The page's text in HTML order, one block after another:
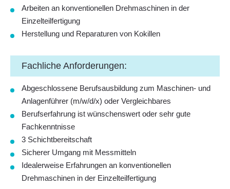
Arbeiten an konventionellen Drehmaschinen in der
Einzelteilfertigung
Herstellung und Reparaturen von Kokillen
Fachliche Anforderungen:
Abgeschlossene Berufsausbildung zum Maschinen- und
Anlagenführer (m/w/d/x) oder Vergleichbares
Berufserfahrung ist wünschenswert oder sehr gute
Fachkenntnisse
3 Schichtbereitschaft
Sicherer Umgang mit Messmitteln
Idealerweise Erfahrungen an konventionellen
Drehmaschinen in der Einzelteilfertigung